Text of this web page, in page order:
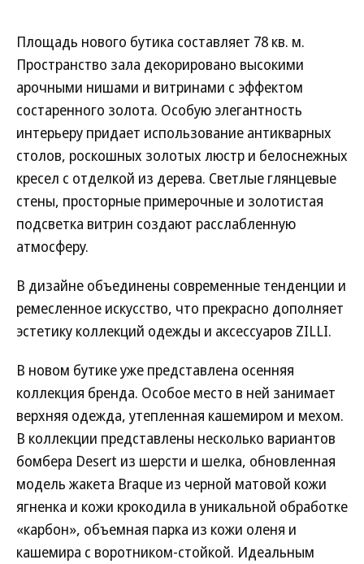
Площадь нового бутика составляет 78 кв. м.
Пространство зала декорировано высокими
арочными нишами и витринами с эффектом
состаренного золота. Особую элегантность
интерьеру придает использование антикварных
столов, роскошных золотых люстр и белоснежных
кресел с отделкой из дерева. Светлые глянцевые
стены, просторные примерочные и золотистая
подсветка витрин создают расслабленную
атмосферу.
В дизайне объединены современные тенденции и
ремесленное искусство, что прекрасно дополняет
эстетику коллекций одежды и аксессуаров ZILLI.
В новом бутике уже представлена осенняя
коллекция бренда. Особое место в ней занимает
верхняя одежда, утепленная кашемиром и мехом.
В коллекции представлены несколько вариантов
бомбера Desert из шерсти и шелка, обновленная
модель жакета Braque из черной матовой кожи
ягненка и кожи крокодила в уникальной обработке
«карбон», объемная парка из кожи оленя и
кашемира с воротником-стойкой. Идеальным